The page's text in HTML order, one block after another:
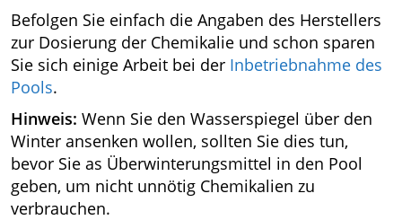
Befolgen Sie einfach die Angaben des Herstellers
zur Dosierung der Chemikalie und schon sparen
Sie sich einige Arbeit bei der Inbetriebnahme des
Pools.
Hinweis: Wenn Sie den Wasserspiegel über den
Winter ansenken wollen, sollten Sie dies tun,
bevor Sie as Überwinterungsmittel in den Pool
geben, um nicht unnötig Chemikalien zu
verbrauchen.